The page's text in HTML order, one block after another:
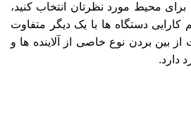
محیط مورد نظرتان انتخاب کنید،
دستگاه‌ ها با یک دیگر متفاوت
بین بردن نوع خاصی از آلاینده‌ ها و
دارد.